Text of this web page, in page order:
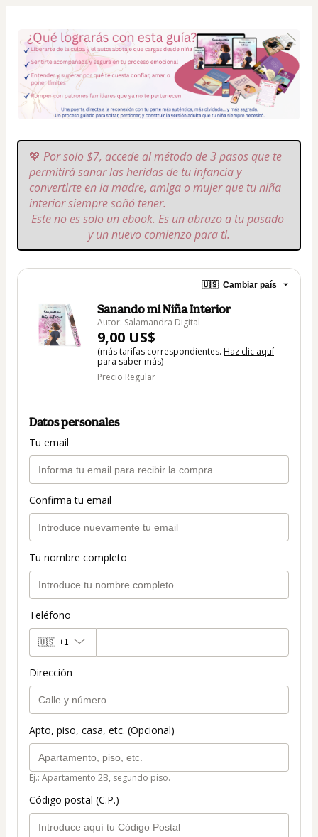
💖 Por solo $7, accede al método de 3 pasos que te
permitirá sanar las heridas de tu infancia y
convertirte en la madre, amiga o mujer que tu niña
interior siempre soñó tener.
Este no es solo un ebook. Es un abrazo a tu pasado
y un nuevo comienzo para ti.
🇺🇸 Cambiar país
Sanando mi Niña Interior
Autor: Salamandra Digital
9,00 US$
(más tarifas correspondientes. Haz clic aquí
para saber más)
Precio Regular
Datos personales
Tu email
Confirma tu email
Tu nombre completo
Teléfono
🇺🇸 +1
Dirección
Apto, piso, casa, etc. (Opcional)
Ej.: Apartamento 2B, segundo piso.
Código postal (C.P.)